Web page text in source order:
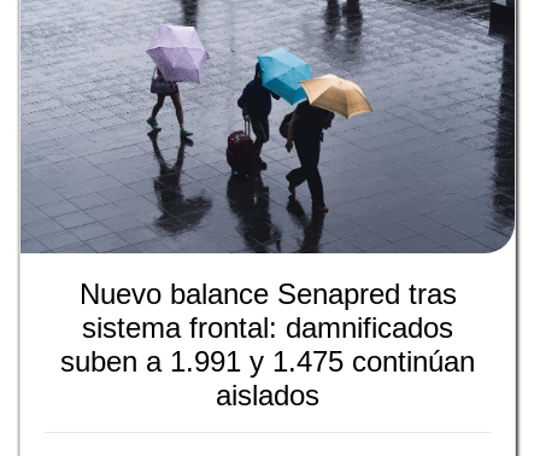
Nuevo balance Senapred tras
sistema frontal: damnificados
suben a 1.991 y 1.475 continúan
aislados